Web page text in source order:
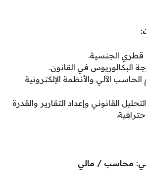
الحاسب الآلي والأنظمة الإلكترونية
القانوني وإعداد التقارير والقدرة